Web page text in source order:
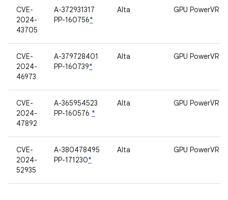
CVE-
2024-
43705
A-372931317
PP-160756*
Alta GPU PowerVR
CVE-
2024-
46973
A-379728401
PP-160739*
Alta GPU PowerVR
CVE-
2024-
47892
A-365954523
PP-160576 *
Alta GPU PowerVR
CVE-
2024-
52935
A-380478495
PP-171230*
Alta GPU PowerVR